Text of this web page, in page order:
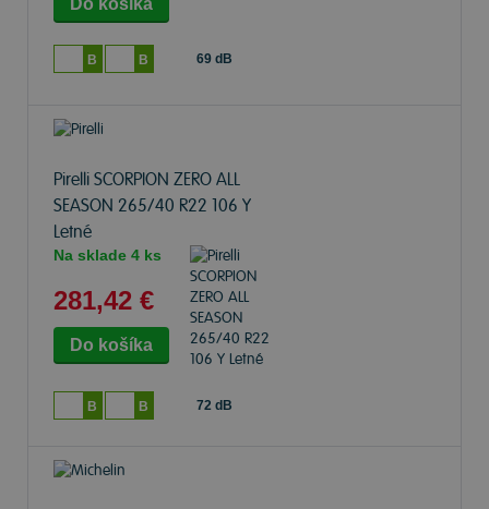
B B 69 dB
Pirelli SCORPION ZERO ALL
SEASON 265/40 R22 106 Y
Letné
Na sklade 4 ks
281,42 €
B B 72 dB